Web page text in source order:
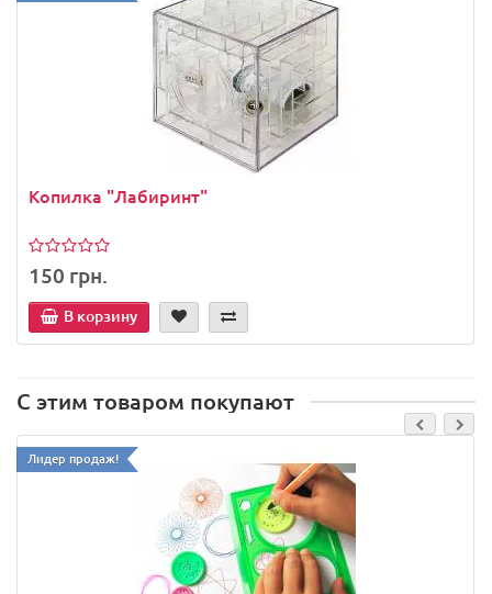
Копилка "Лабиринт"
150 грн.
В корзину
С этим товаром покупают
Лидер продаж!